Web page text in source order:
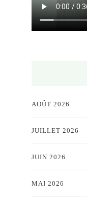
AOÛT 2026
JUILLET 2026
JUIN 2026
MAI 2026